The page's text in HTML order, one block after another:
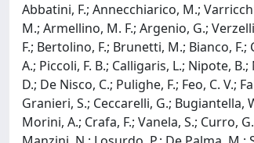
Abbatini, F.; Annecchiarico, M.;
M.; Armellino, M. F.; Argenio, G.;
F.; Bertolino, F.; Brunetti, M.; Bianco,
A.; Piccoli, F. B.; Calligaris, L.; Nipote,
D.; De Nisco, C.; Pulighe, F.; Feo, C. V.;
Granieri, S.; Ceccarelli, G.; Bugiantella,
Morini, A.; Crafa, F.; Vanela, S.; Curro,